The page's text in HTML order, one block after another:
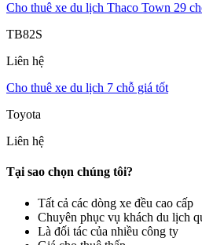
Cho thuê xe du lịch Thaco Town 29
TB82S
Liên hệ
Cho thuê xe du lịch 7 chỗ giá tốt
Toyota
Liên hệ
Tại sao chọn chúng tôi?
Tất cả các dòng xe đều cao cấp
Chuyên phục vụ khách du lịch
Là đối tác của nhiều công ty